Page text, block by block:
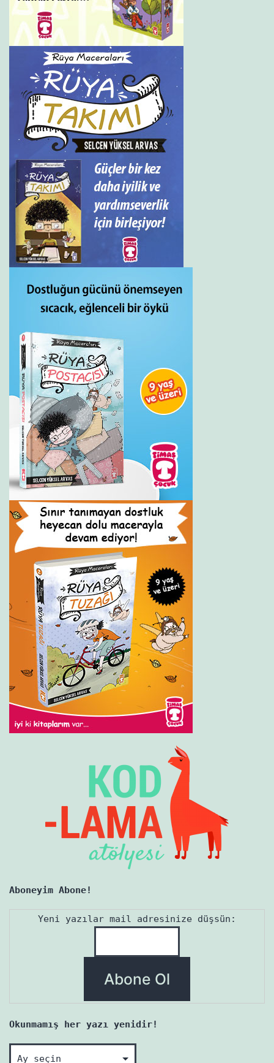
Aboneyim Abone!
Yeni yazılar mail adresinize düşsün:
Okunmamış her yazı yenidir!
Okunmamış